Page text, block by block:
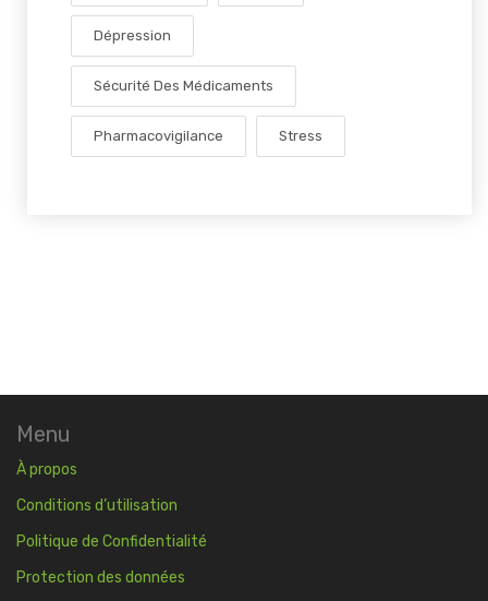
Dépression
Sécurité Des Médicaments
Pharmacovigilance Stress
Menu
À propos
Conditions d’utilisation
Politique de Confidentialité
Protection des données